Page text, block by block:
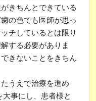
きちんとできている
の色でも医師が思っ
チしているとは限り
する必要がありま
きないことをきちん
うえで治療を進め
事にし、患者様と